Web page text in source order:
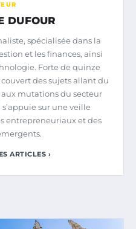
DUFOUR
spécialisée dans la
et les finances, ainsi
Forte de quinze
des sujets allant du
mutations du secteur
sur une veille
entrepreneuriaux et des
ARTICLES ›